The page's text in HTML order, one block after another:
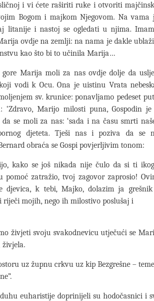
i vi ćete raširiti ruke i otvoriti
Bogom i majkom Njegovom. Na vama
litanije i nastoj se ogledati u njima.
ovdje na zemlji: na nama je dakle
kao što bi to učinila Marija…
Marija moli za nas ovdje dolje da
vodi k Ocu. Ona je uistinu Vrata
sv. krunice: ponavljamo pedeset
‘Zdravo, Marijo milosti puna, Gospodin je
se moli za nas: ‘sada i na času smrti
djeteta. Tješi nas i poziva da se
obraća se Gospi povjerljivim tonom:
kako se još nikada nije čulo da si ti
zatražio, tvoj zagovor zaprosio!
djevica, k tebi, Majko, dolazim ja
riječi mojih, nego ih milostivo poslušaj i
živjeti svoju svakodnevicu utječući se
živjela.
uz župnu crkvu uz kip Bezgrešne –
euharistije doprinijeli su hodočasnici i